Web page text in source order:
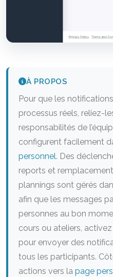
À PROPOS
Pour que les
processus réels, reliez-
responsabilités de
configurent facilement
personnel. Des
reports et
plannings sont gérés
afin que les messages
personnes au bon
cours ou ateliers, activez
pour envoyer des
tous les participants.
actions vers la page